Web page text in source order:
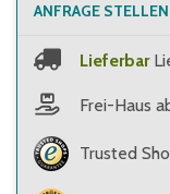
ANFRAGE STELLEN
Lieferbar
Frei-Haus
Trusted